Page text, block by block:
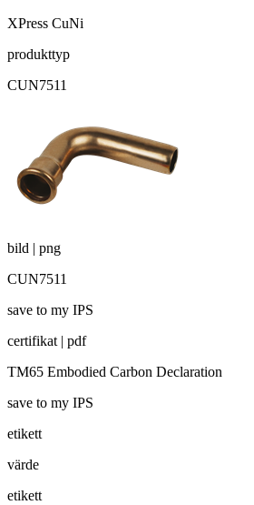
XPress CuNi
produkttyp
CUN7511
bild | png
CUN7511
save to my IPS
certifikat | pdf
TM65 Embodied Carbon Declaration
save to my IPS
etikett
värde
etikett